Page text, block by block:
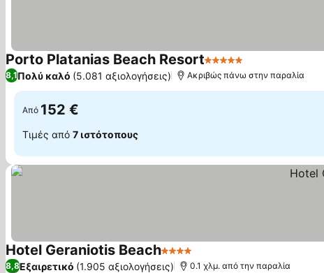
Porto Platanias Beach Resort5 Αστέρια
8,1Πολύ καλό (5.081 αξιολογήσεις) Ακριβώς πάνω στην παραλία
Από 152 €
Τιμές από 7 ιστότοπους
Hotel Geraniotis Beach4 Αστέρια
8,8Εξαιρετικό (1.905 αξιολογήσεις) 0.1 χλμ. από την παραλία